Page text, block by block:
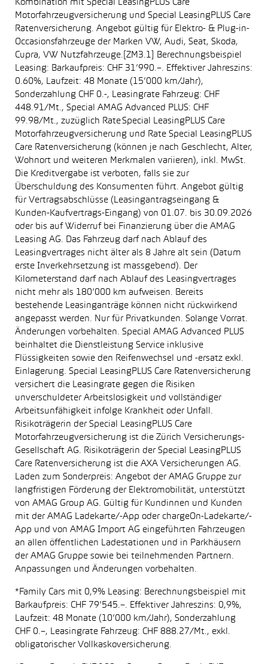
Kombination mit Special LeasingPLUS Care
Motorfahrzeugversicherung und Special LeasingPLUS Care
Ratenversicherung. Angebot gültig für Elektro- & Plug-in-
Occasionsfahrzeuge der Marken VW, Audi, Seat, Skoda,
Cupra, VW Nutzfahrzeuge.[ZM3.1] Berechnungsbeispiel
Leasing: Barkaufpreis: CHF 31’990.–. Effektiver Jahreszins:
0.60%, Laufzeit: 48 Monate (15’000 km/Jahr),
Sonderzahlung CHF 0.-, Leasingrate Fahrzeug: CHF
448.91/Mt., Special AMAG Advanced PLUS: CHF
99.98/Mt., zuzüglich Rate Special LeasingPLUS Care
Motorfahrzeugversicherung und Rate Special LeasingPLUS
Care Ratenversicherung (können je nach Geschlecht, Alter,
Wohnort und weiteren Merkmalen variieren), inkl. MwSt.
Die Kreditvergabe ist verboten, falls sie zur
Überschuldung des Konsumenten führt. Angebot gültig
für Vertragsabschlüsse (Leasingantragseingang &
Kunden-Kaufvertrags-Eingang) von 01.07. bis 30.09.2026
oder bis auf Widerruf bei Finanzierung über die AMAG
Leasing AG. Das Fahrzeug darf nach Ablauf des
Leasingvertrages nicht älter als 8 Jahre alt sein (Datum
erste Inverkehrsetzung ist massgebend). Der
Kilometerstand darf nach Ablauf des Leasingvertrages
nicht mehr als 180’000 km aufweisen. Bereits
bestehende Leasinganträge können nicht rückwirkend
angepasst werden. Nur für Privatkunden. Solange Vorrat.
Änderungen vorbehalten. Special AMAG Advanced PLUS
beinhaltet die Dienstleistung Service inklusive
Flüssigkeiten sowie den Reifenwechsel und -ersatz exkl.
Einlagerung. Special LeasingPLUS Care Ratenversicherung
versichert die Leasingrate gegen die Risiken
unverschuldeter Arbeitslosigkeit und vollständiger
Arbeitsunfähigkeit infolge Krankheit oder Unfall.
Risikoträgerin der Special LeasingPLUS Care
Motorfahrzeugversicherung ist die Zürich Versicherungs-
Gesellschaft AG. Risikoträgerin der Special LeasingPLUS
Care Ratenversicherung ist die AXA Versicherungen AG.
Laden zum Sonderpreis: Angebot der AMAG Gruppe zur
langfristigen Förderung der Elektromobilität, unterstützt
von AMAG Group AG. Gültig für Kundinnen und Kunden
mit der AMAG Ladekarte/-App oder chargeOn-Ladekarte/-
App und von AMAG Import AG eingeführten Fahrzeugen
an allen öffentlichen Ladestationen und in Parkhäusern
der AMAG Gruppe sowie bei teilnehmenden Partnern.
Anpassungen und Änderungen vorbehalten.
*Family Cars mit 0,9% Leasing: Berechnungsbeispiel mit
Barkaufpreis: CHF 79’545.–. Effektiver Jahreszins: 0,9%,
Laufzeit: 48 Monate (10’000 km/Jahr), Sonderzahlung
CHF 0.–, Leasingrate Fahrzeug: CHF 888.27/Mt., exkl.
obligatorischer Vollkaskoversicherung.